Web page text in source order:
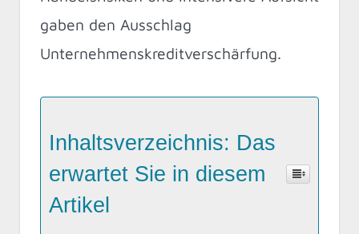
gaben den Ausschlag
Unternehmenskreditverschärfung.
Inhaltsverzeichnis: Das
erwartet Sie in diesem
Artikel